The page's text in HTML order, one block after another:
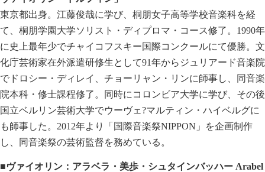
東京都出身。江藤俊哉に学び、桐朋女子高等学校音楽科を経
て、桐朋学園大学ソリスト・ディプロマ・コース修了。1990年
に史上最年少でチャイコフスキー国際コンクールにて優勝。文
化庁芸術家在外派遣研修生として91年からジュリアード音楽院
でドロシー・ディレイ、チョーリャン・リンに師事し、同音楽
院本科・修士課程修了。同時にコロンビア大学に学び、その後
国立ベルリン芸術大学でウーヴェ?マルティン・ハイベルグに
も師事した。2012年より「国際音楽祭NIPPON」を企画制作
し、同音楽祭の芸術監督を務めている。
■ヴァイオリン：アラベラ・美歩・シュタインバッハー Arabel